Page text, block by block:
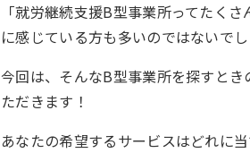
「就労継続支援B型事業所ってたく
に感じている方も多いのではないでし
今回は、そんなB型事業所を探すと
ただきます！
あなたの希望するサービスはどれに